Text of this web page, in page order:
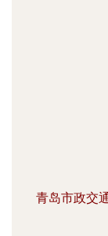
青岛市政交